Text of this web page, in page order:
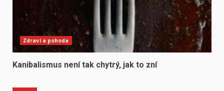
Zdraví a pohoda
Kanibalismus není tak chytrý, jak to zní